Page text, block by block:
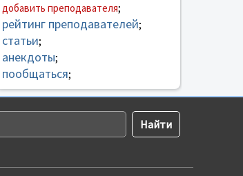
добавить преподавателя;
рейтинг преподавателей;
статьи;
анекдоты;
пообщаться;